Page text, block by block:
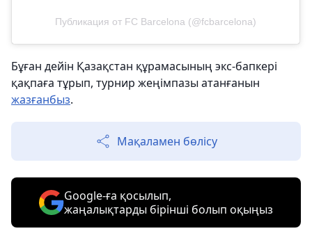
Публикация от FC Barcelona (@fcbarcelona)
Бұған дейін Қазақстан құрамасының экс-бапкері
қақпаға тұрып, турнир жеңімпазы атанғанын
жазғанбыз.
Мақаламен бөлісу
Google-ға қосылып,
жаңалықтарды бірінші болып оқыңыз